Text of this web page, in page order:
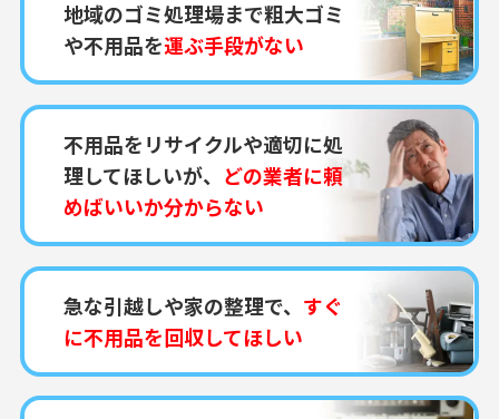
地域のゴミ処理場まで粗大ゴミ
や不用品を運ぶ手段がない
不用品をリサイクルや適切に処
理してほしいが、 どの業者に頼
めばいいか分からない
急な引越しや家の整理で、 すぐ
に不用品を回収してほしい